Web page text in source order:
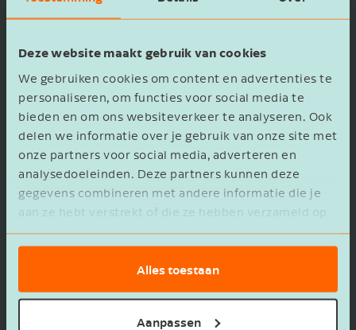
Deze website maakt gebruik van cookies
We gebruiken cookies om content en advertenties te
personaliseren, om functies voor social media te
bieden en om ons websiteverkeer te analyseren. Ook
delen we informatie over je gebruik van onze site met
onze partners voor social media, adverteren en
analysedoeleinden. Deze partners kunnen deze
gegevens combineren met andere informatie die je
aan ze hebt verstrekt of die ze hebben verzameld op
basis van het gebruik van hun services.
Alles toestaan
Aanpassen
Zzp’ers en de arbeidsmarkt:
kans of risico?
Bedrijfsnaam
E-mailadres
nieuwsbrief met gratis tips,
adviezen en inspiratie.